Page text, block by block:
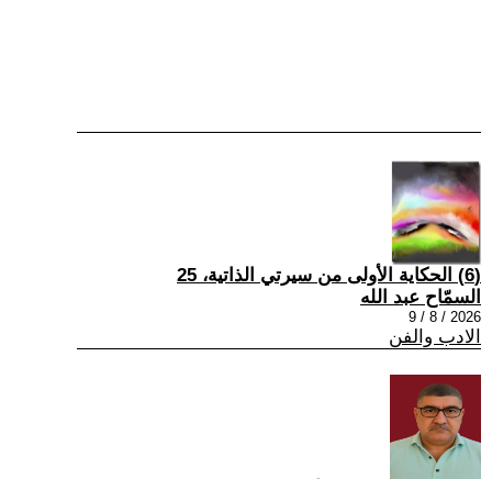
(6) الحكاية الأولى من سيرتي الذاتية، 25
السمّاح عبد الله
2026 / 8 / 9
الادب والفن